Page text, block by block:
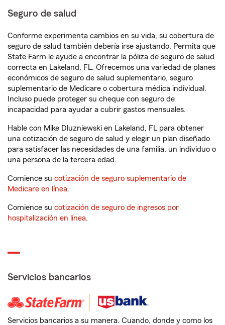
Seguro de salud
Conforme experimenta cambios en su vida, su cobertura de
seguro de salud también debería irse ajustando. Permita que
State Farm le ayude a encontrar la póliza de seguro de salud
correcta en Lakeland, FL. Ofrecemos una variedad de planes
económicos de seguro de salud suplementario, seguro
suplementario de Medicare o cobertura médica individual.
Incluso puede proteger su cheque con seguro de
incapacidad para ayudar a cubrir gastos mensuales.
Hable con Mike Dluzniewski en Lakeland, FL para obtener
una cotización de seguro de salud y elegir un plan diseñado
para satisfacer las necesidades de una familia, un individuo o
una persona de la tercera edad.
Comience su cotización de seguro suplementario de
Medicare en línea.
Comience su cotización de seguro de ingresos por
hospitalización en línea.
Servicios bancarios
Servicios bancarios a su manera. Cuando, donde y como los